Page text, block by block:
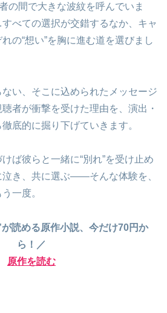
の間で大きな波紋を呼んでいま
べての選択が交錯するなか、キャ
の“想い”を胸に進む道を選びまし
い、そこに込められたメッセージ
者が衝撃を受けた理由を、演出・
底的に掘り下げていきます。
ば彼らと一緒に“別れ”を受け止め
泣き、共に選ぶ――そんな体験を、
一度。
読める原作小説、今だけ70円か
ら！／
原作を読む